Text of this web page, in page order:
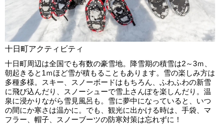
十日町アクティビティ
十日町周辺は全国でも有数の豪雪地。降雪期の積雪は2～3ｍ、
朝起きると1ｍほど雪が積もることもあります。雪の楽しみ方は
多種多様。スキー、スノーボードはもちろん、ふわふわの新雪
に飛び込んだり、スノーシューで雪上さんぽを楽しんだり。温
泉に浸かりながら雪見風呂も。雪に夢中になっていると、いつ
の間にか寒さは温かに。でも、観光に出かける時は、手袋、マ
フラー、帽子、スノーブーツの防寒対策は忘れずに！